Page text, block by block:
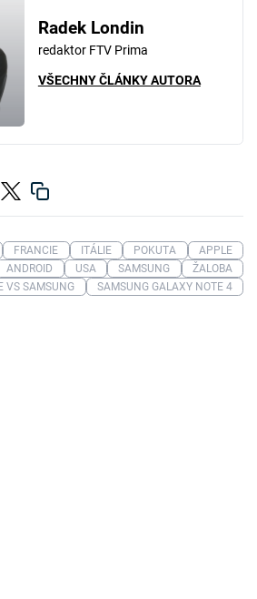
Radek Londin
redaktor FTV Prima
VŠECHNY ČLÁNKY AUTORA
FRANCIE ITÁLIE POKUTA
APPLE
ANDROID USA SAMSUNG
ŽALOBA
VS SAMSUNG
SAMSUNG GALAXY NOTE 4